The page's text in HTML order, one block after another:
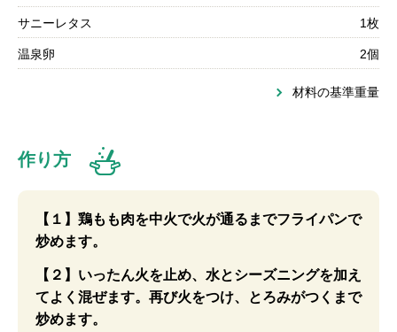
サニーレタス 1枚
温泉卵 2個
材料の基準重量
作り方
【１】鶏もも肉を中火で火が通るまでフライパンで
炒めます。
【２】いったん火を止め、水とシーズニングを加え
てよく混ぜます。再び火をつけ、とろみがつくまで
炒めます。